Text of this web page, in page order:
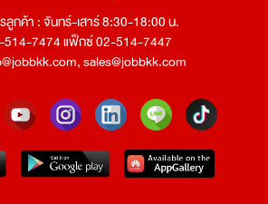
ลูกค้า : จันทร์-เสาร์ 8:30-18:00 น.
514-7474 แฟ็กซ์ 02-514-7447
,sales@jobbkk.com